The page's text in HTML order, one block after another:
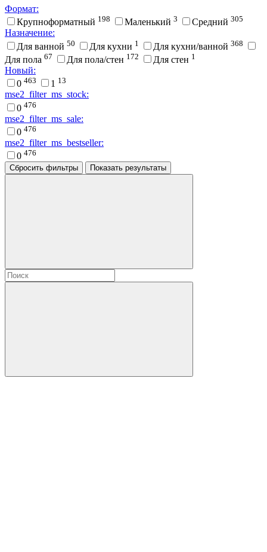
Формат:
Крупноформатный 198 Маленький 3 Средний 305
Назначение:
Для ванной 50 Для кухни 1 Для кухни/ванной 368
Для пола 67 Для пола/стен 172 Для стен 1
Новый:
0 463 1 13
mse2_filter_ms_stock:
0 476
mse2_filter_ms_sale:
0 476
mse2_filter_ms_bestseller:
0 476
Сбросить фильтры
Показать результаты